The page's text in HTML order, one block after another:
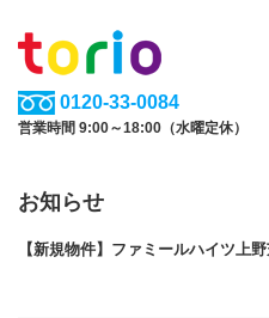
0120-33-0084
営業時間 9:00～18:00（水曜定休）
お知らせ
【新規物件】ファミールハイツ